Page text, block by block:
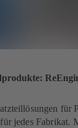
für
jedes Fabrikat.